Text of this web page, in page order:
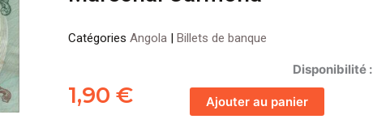
Catégories Angola | Billets de banque
1,90 €
Disponibilité :
de
ANGOLAAjouter au panier